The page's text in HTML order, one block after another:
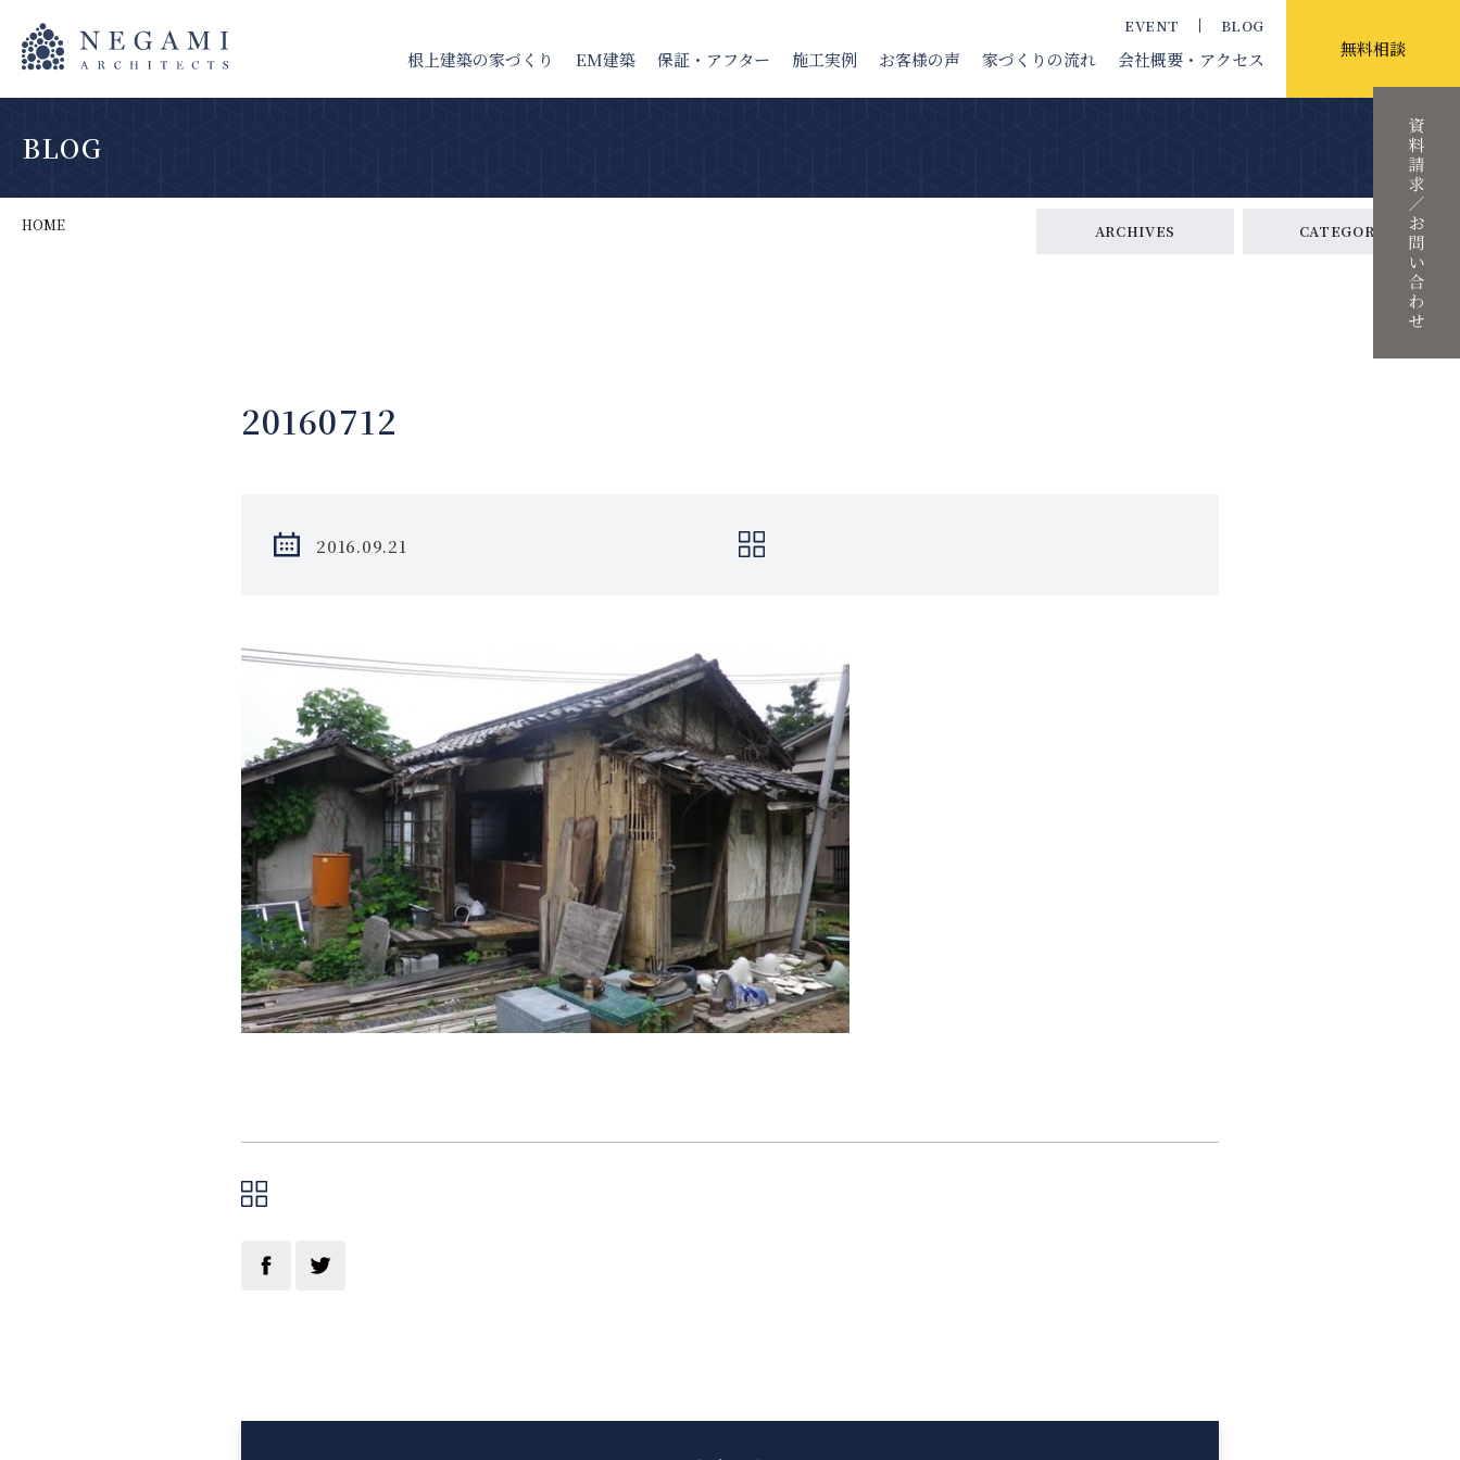
根上建築の家づくり EM建築 保証・アフター 施工実例 お客様の声 家づくりの流れ 会社概要 ・アクセス
EVENT BLOG
無料相談
BLOG
HOME ARCHIVES CATEGORY
20160712
2016.09.21